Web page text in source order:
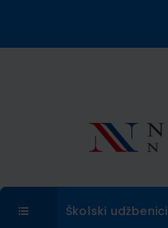
Školski udžbenici